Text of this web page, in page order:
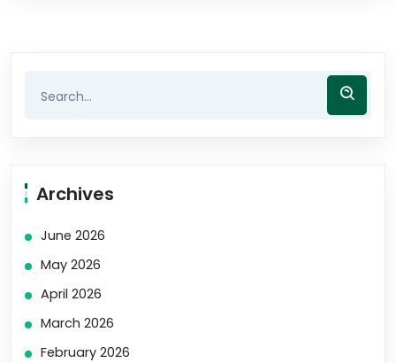
Archives
June 2026
May 2026
April 2026
March 2026
February 2026